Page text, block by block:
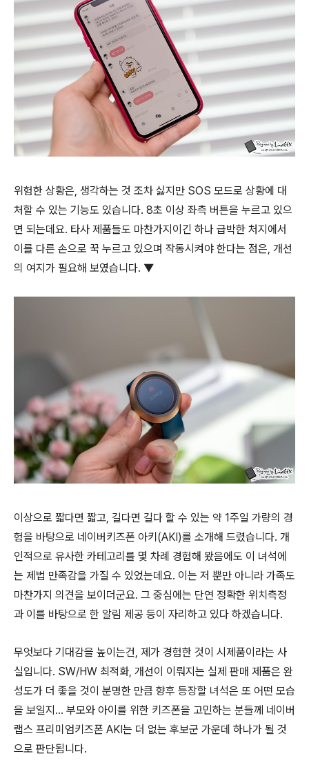
위험한 상황은, 생각하는 것 조차 싫지만 SOS 모드로 상황에 대
처할 수 있는 기능도 있습니다. 8초 이상 좌측 버튼을 누르고 있으
면 되는데요. 타사 제품들도 마찬가지이긴 하나 급박한 처지에서
이를 다른 손으로 꾹 누르고 있으며 작동시켜야 한다는 점은, 개선
의 여지가 필요해 보였습니다. ▼
이상으로 짧다면 짧고, 길다면 길다 할 수 있는 약 1주일 가량의 경
험을 바탕으로 네이버키즈폰 아키(AKI)를 소개해 드렸습니다. 개
인적으로 유사한 카테고리를 몇 차례 경험해 봤음에도 이 녀석에
는 제법 만족감을 가질 수 있었는데요. 이는 저 뿐만 아니라 가족도
마찬가지 의견을 보이더군요. 그 중심에는 단연 정확한 위치측정
과 이를 바탕으로 한 알림 제공 등이 자리하고 있다 하겠습니다.
무엇보다 기대감을 높이는건, 제가 경험한 것이 시제품이라는 사
실입니다. SW/HW 최적화, 개선이 이뤄지는 실제 판매 제품은 완
성도가 더 좋을 것이 분명한 만큼 향후 등장할 녀석은 또 어떤 모습
을 보일지... 부모와 아이를 위한 키즈폰을 고민하는 분들께 네이버
랩스 프리미엄키즈폰 AKI는 더 없는 후보군 가운데 하나가 될 것
으로 판단됩니다.